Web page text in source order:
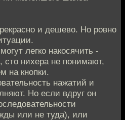
и дешево. Но ровно
легко накосячить -
сто нихера не понимают,
на кнопки.
нажатий и
Но если вдруг он
или не туда), или